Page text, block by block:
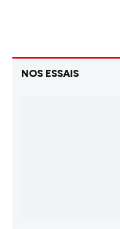
NOS ESSAIS